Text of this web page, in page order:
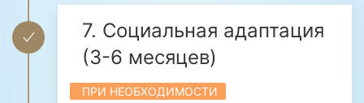
7. Социальная адаптация
(3-6 месяцев)
ПРИ НЕОБХОДИМОСТИ